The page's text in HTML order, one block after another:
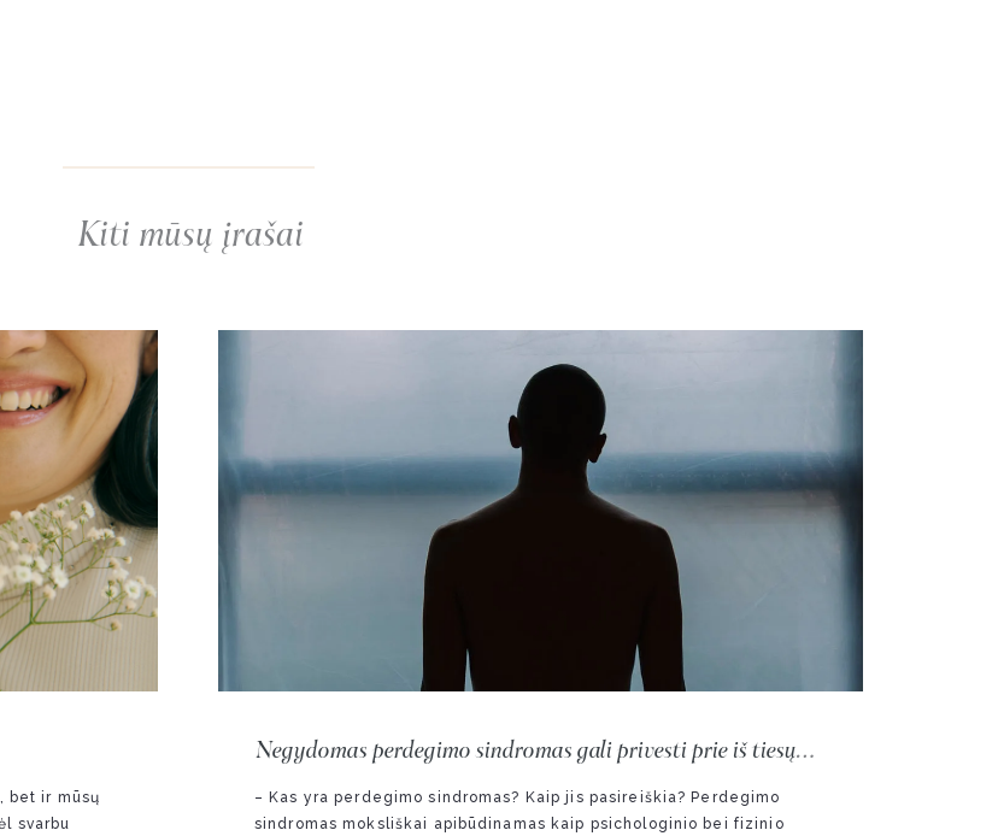
Kiti mūsų įrašai
bet ir mūsų
svarbu
Negydomas perdegimo sindromas gali privesti prie iš tiesų
blogų pasekmių
– Kas yra perdegimo sindromas? Kaip jis pasireiškia? Perdegimo
sindromas moksliškai apibūdinamas kaip psichologinio bei fizinio